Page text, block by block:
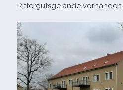
Rittergutsgelände vorhanden.